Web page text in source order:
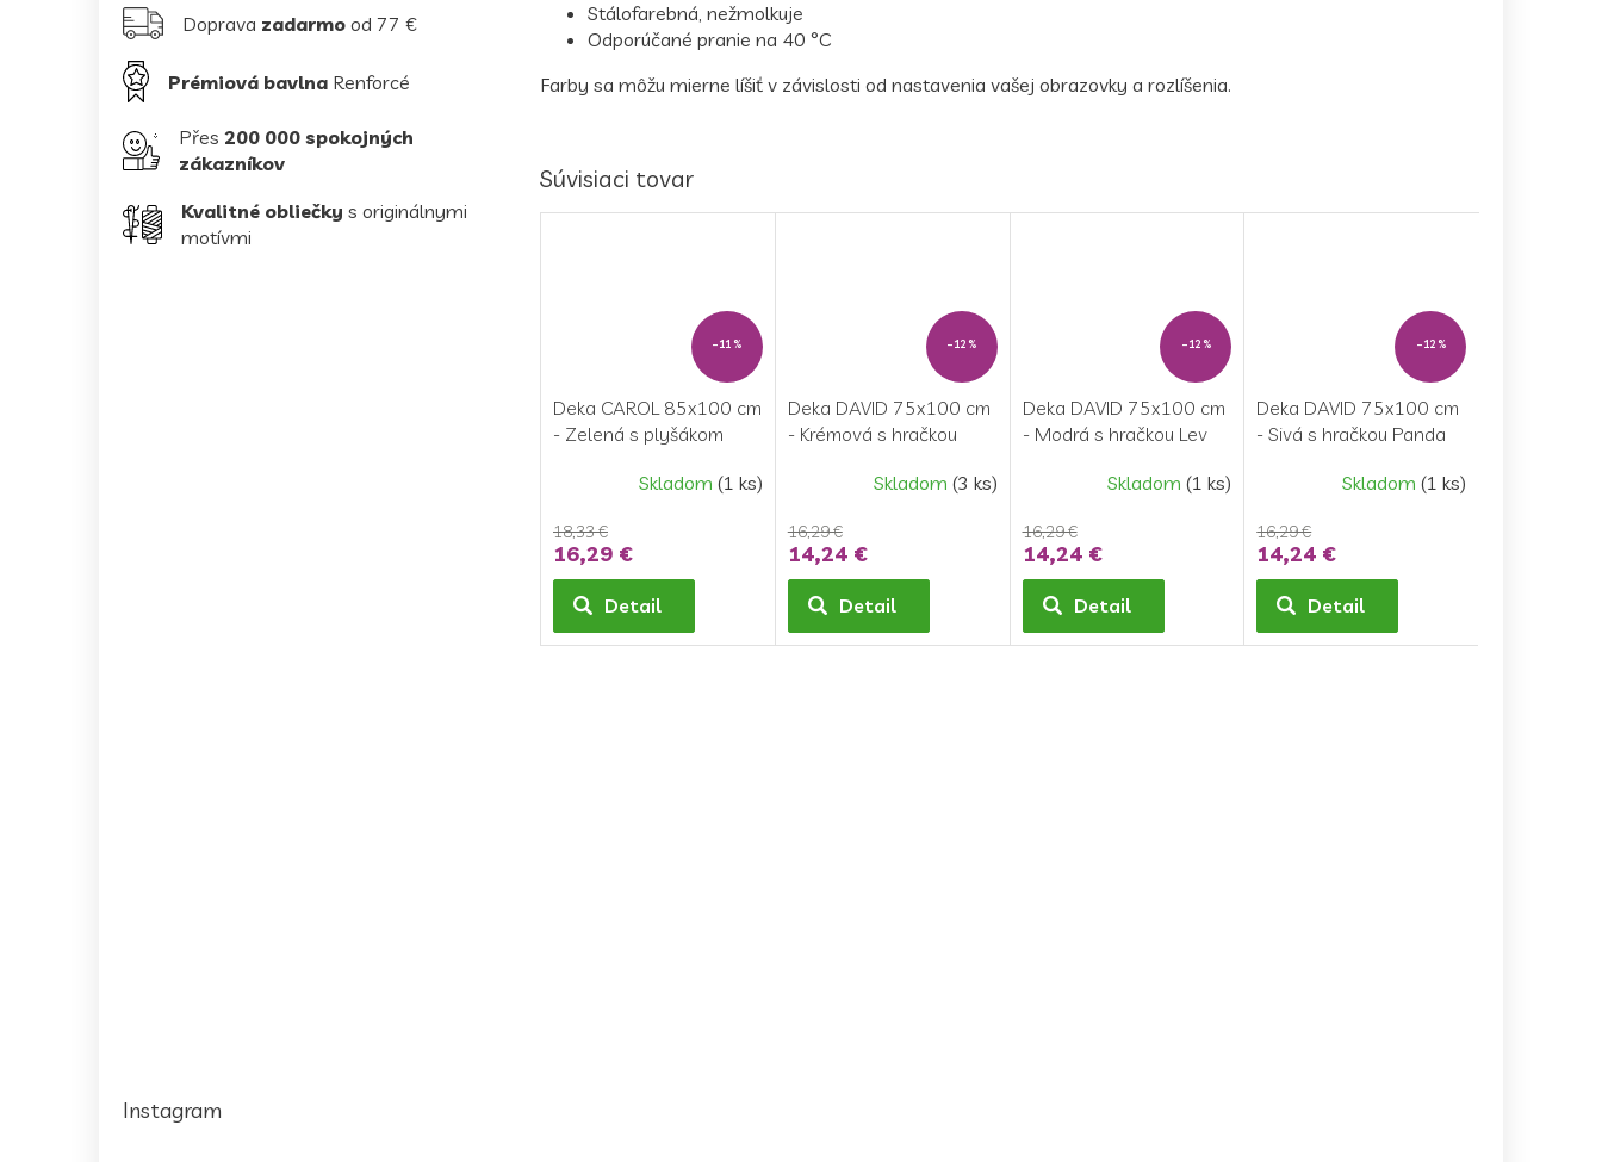
Doprava zadarmo od 77 €
Prémiová bavlna Renforcé
Přes 200 000 spokojných
zákazníkov
Kvalitné obliečky s originálnymi
motívmi
Instagram
Stálofarebná, nežmolkuje
Odporúčané pranie na 40 °C
Farby sa môžu mierne líšiť v závislosti od nastavenia vašej obrazovky a rozlíšenia.
Súvisiaci tovar
–11 %
Deka CAROL 85x100 cm
- Zelená s plyšákom
Skladom (1 ks)
18,33 €
16,29 €
Detail
–12 %
Deka DAVID 75x100 cm
- Krémová s hračkou
Skladom (3 ks)
16,29 €
14,24 €
Detail
–12 %
Deka DAVID 75x100 cm
- Modrá s hračkou Lev
Skladom(1 ks)
16,29 €
14,24 €
Detail
–12 %
Deka DAVID 75x100 cm
- Sivá s hračkou Panda
Skladom (1 ks)
16,29 €
14,24 €
Detail